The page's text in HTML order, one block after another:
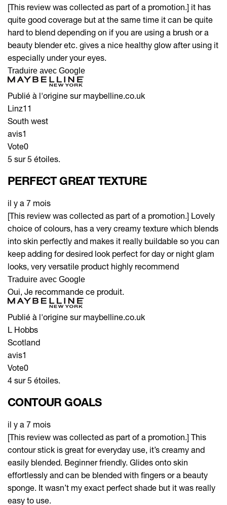
[This review was collected as part of a promotion.] it has
quite good coverage but at the same time it can be quite
hard to blend depending on if you are using a brush or a
beauty blender etc. gives a nice healthy glow after using it
especially under your eyes.
Traduire avec Google
Publié à l'origine sur maybelline.co.uk
Linz11
South west
avis1
Vote0
5 sur 5 étoiles.
PERFECT GREAT TEXTURE
il y a 7 mois
[This review was collected as part of a promotion.] Lovely
choice of colours, has a very creamy texture which blends
into skin perfectly and makes it really buildable so you can
keep adding for desired look perfect for day or night glam
looks, very versatile product highly recommend
Traduire avec Google
Oui, Je recommande ce produit.
Publié à l'origine sur maybelline.co.uk
L Hobbs
Scotland
avis1
Vote0
4 sur 5 étoiles.
CONTOUR GOALS
il y a 7 mois
[This review was collected as part of a promotion.] This
contour stick is great for everyday use, it’s creamy and
easily blended. Beginner friendly. Glides onto skin
effortlessly and can be blended with fingers or a beauty
sponge. It wasn’t my exact perfect shade but it was really
easy to use.